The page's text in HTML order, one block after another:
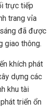
trực tiếp
trang vỉa
đã được
giao thông.
khích phát
dựng các
khu tài
triển ổn